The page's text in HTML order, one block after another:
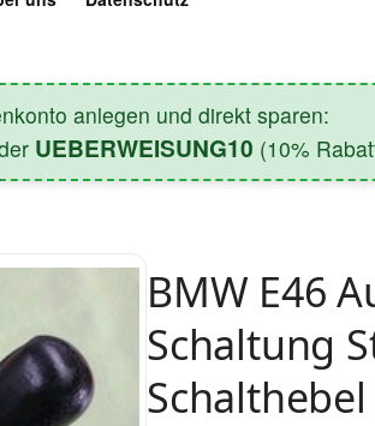
anlegen und direkt sparen:
UEBERWEISUNG10 (10%
BMW E46
Schaltung